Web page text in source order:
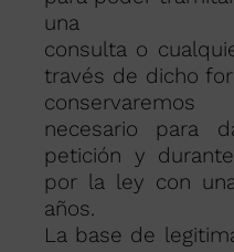
una
consulta o
través de dicho
necesario para
petición y
por la ley con
años.
La base de